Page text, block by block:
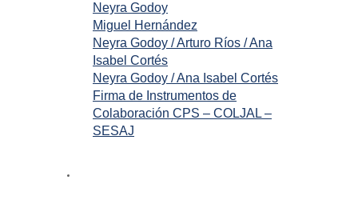
Neyra Godoy
Miguel Hernández
Neyra Godoy / Arturo Ríos / Ana
Isabel Cortés
Neyra Godoy / Ana Isabel Cortés
Firma de Instrumentos de
Colaboración CPS – COLJAL –
SESAJ